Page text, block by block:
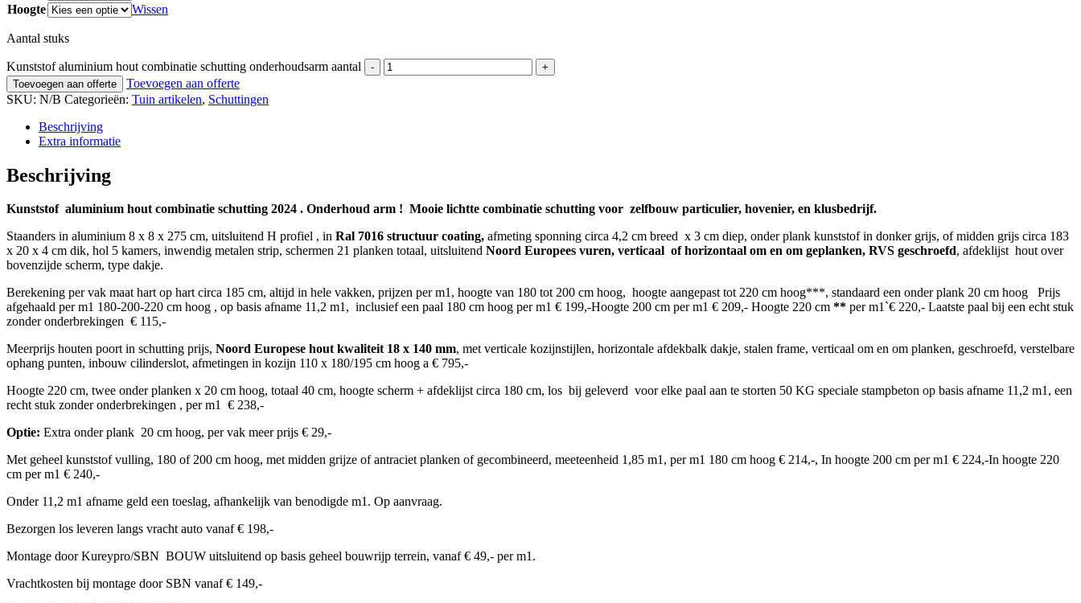
Hoogte
Wissen
Aantal stuks
Kunststof aluminium hout combinatie schutting onderhoudsarm aantal
Toevoegen aan offerte
Toevoegen aan offerte
SKU: N/B Categorieën: Tuin artikelen, Schuttingen
Beschrijving
Extra informatie
Beschrijving
Kunststof aluminium hout combinatie schutting 2024 . Onderhoud arm ! Mooie lichtte combinatie schutting voor zelfbouw particulier, hovenier, en klusbedrijf.
Staanders in aluminium 8 x 8 x 275 cm, uitsluitend H profiel , in Ral 7016 structuur coating, afmeting sponning circa 4,2 cm breed x 3 cm diep, onder plank kunststof in donker grijs, of midden grijs circa 183
x 20 x 4 cm dik, hol 5 kamers, inwendig metalen strip, schermen 21 planken totaal, uitsluitend Noord Europees vuren, verticaal of horizontaal om en om geplanken, RVS geschroefd, afdeklijst hout over
bovenzijde scherm, type dakje.
Berekening per vak maat hart op hart circa 185 cm, altijd in hele vakken, prijzen per m1, hoogte van 180 tot 200 cm hoog, hoogte aangepast tot 220 cm hoog***, standaard een onder plank 20 cm hoog Prijs
afgehaald per m1 180-200-220 cm hoog , op basis afname 11,2 m1, inclusief een paal 180 cm hoog per m1 € 199,-Hoogte 200 cm per m1 € 209,- Hoogte 220 cm ** per m1`€ 220,- Laatste paal bij een echt stuk
zonder onderbrekingen € 115,-
Meerprijs houten poort in schutting prijs, Noord Europese hout kwaliteit 18 x 140 mm, met verticale kozijnstijlen, horizontale afdekbalk dakje, stalen frame, verticaal om en om planken, geschroefd, verstelbare
ophang punten, inbouw cilinderslot, afmetingen in kozijn 110 x 180/195 cm hoog a € 795,-
Hoogte 220 cm, twee onder planken x 20 cm hoog, totaal 40 cm, hoogte scherm + afdeklijst circa 180 cm, los bij geleverd voor elke paal aan te storten 50 KG speciale stampbeton op basis afname 11,2 m1, een
recht stuk zonder onderbrekingen , per m1 € 238,-
Optie: Extra onder plank 20 cm hoog, per vak meer prijs € 29,-
Met geheel kunststof vulling, 180 of 200 cm hoog, met midden grijze of antraciet planken of gecombineerd, meeteenheid 1,85 m1, per m1 180 cm hoog € 214,-, In hoogte 200 cm per m1 € 224,-In hoogte 220
cm per m1 € 240,-
Onder 11,2 m1 afname geld een toeslag, afhankelijk van benodigde m1. Op aanvraag.
Bezorgen los leveren langs vracht auto vanaf € 198,-
Montage door Kureypro/SBN BOUW uitsluitend op basis geheel bouwrijp terrein, vanaf € 49,- per m1.
Vrachtkosten bij montage door SBN vanaf € 149,-